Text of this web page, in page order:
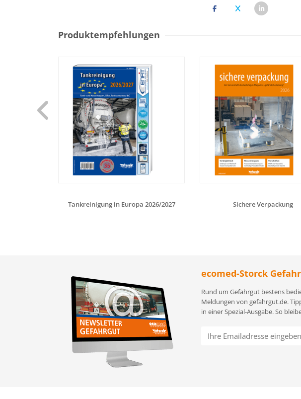
Produktempfehlungen
Tankreinigung in Europa 2026/2027 Sichere Verpackung
ecomed-Storck
Rund um Gefahrgut bestens
Meldungen von gefahrgut.de.
in einer Spezial-Ausgabe. So